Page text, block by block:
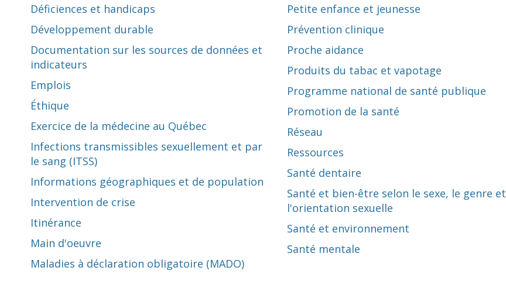
Déficiences et handicaps
Développement durable
Documentation sur les sources de données et
indicateurs
Emplois
Éthique
Exercice de la médecine au Québec
Infections transmissibles sexuellement et par
le sang (ITSS)
Informations géographiques et de population
Intervention de crise
Itinérance
Main d'oeuvre
Maladies à déclaration obligatoire (MADO)
Petite enfance et jeunesse
Prévention clinique
Proche aidance
Produits du tabac et vapotage
Programme national de santé publique
Promotion de la santé
Réseau
Ressources
Santé dentaire
Santé et bien-être selon le sexe, le genre et
l'orientation sexuelle
Santé et environnement
Santé mentale